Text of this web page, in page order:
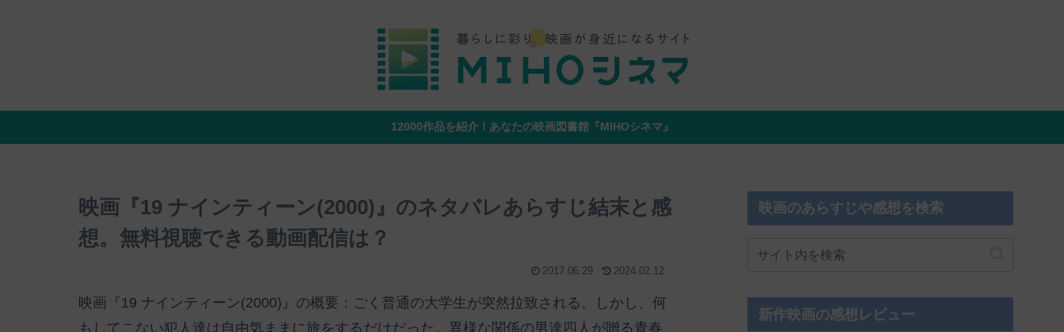
12000作品を紹介！あなたの映画図書館『MIHOシネマ』
映画『19 ナインティーン(2000)』のネタバレあらすじ結末と感
想。無料視聴できる動画配信は？
2017.06.29 2024.02.12
映画『19 ナインティーン(2000)』の概要：ごく普通の大学生が突然拉致される。しかし、何
もしてこない犯人達は自由気ままに旅をするだけだった。異様な関係の男達四人が贈る青春
映画のあらすじや感想を検索
新作映画の感想レビュー